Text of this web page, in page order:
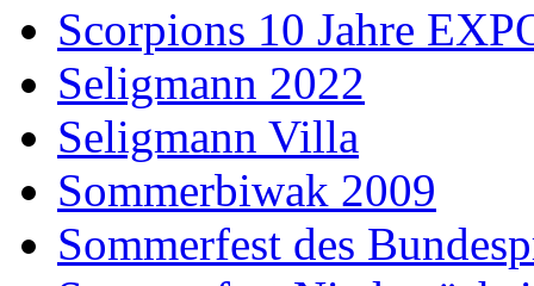
Scorpions 10 Jahre
Seligmann 2022
Seligmann Villa
Sommerbiwak 2009
Sommerfest des